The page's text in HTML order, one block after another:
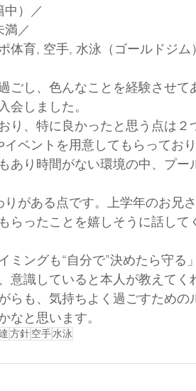
中）／
満／
体育, 空手, 水泳（ゴールドジム
ごし、色んなことを経験させ
会しました。
り、特に良かったと思う点は２
イベントを用意してもらってお
あり時間がない環境の中、プ
がある点です。上学年のお兄
らったことを嬉しそうに話して
ミングも“自分で”決めたら守る
意識していると本人が教えてく
らも、気持ちよく過ごすため
なと思います。
方針空手水泳